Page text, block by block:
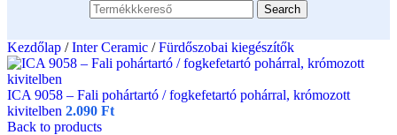
Search
Kezdőlap / Inter Ceramic / Fürdőszobai kiegészítők
ICA 9058 – Fali pohártartó / fogkefetartó pohárral, krómozott
kivitelben 2.090 Ft
Back to products